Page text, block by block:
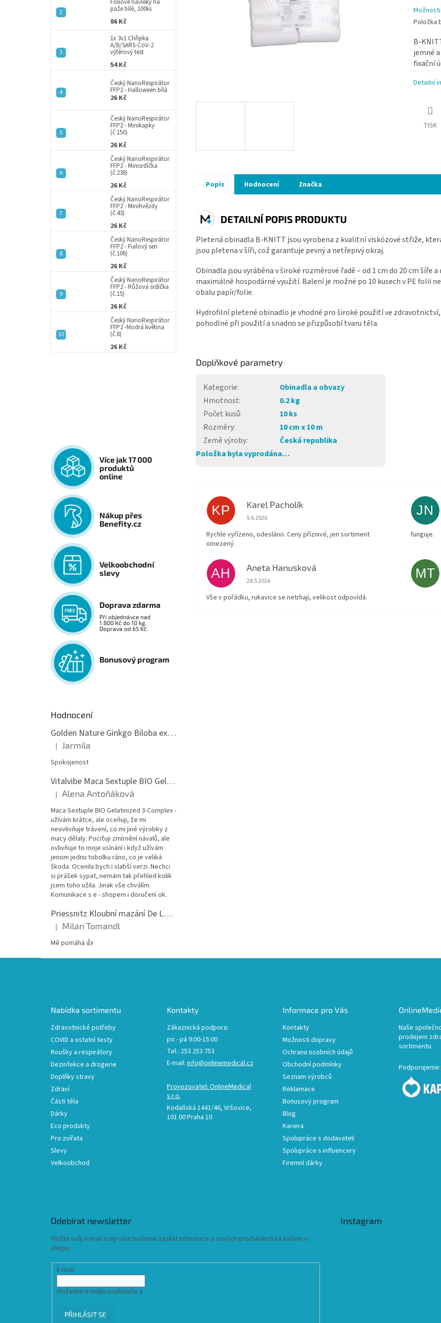
paže bílé, 100ks
86 Kč
1x 3v1 Chřipka
A/B/SARS-CoV-2
výtěrový test
54 Kč
Český NanoRespirátor
FFP2 - Halloween bílá
26 Kč
Český NanoRespirátor
FFP2 - Minikapky
(č.150)
26 Kč
Český NanoRespirátor
FFP2 - Minisrdíčka
(č.238)
26 Kč
Český NanoRespirátor
FFP2 - Minihvězdy
(č.43)
26 Kč
Český NanoRespirátor
FFP2 - Fialový sen
(č.106)
26 Kč
Český NanoRespirátor
FFP2 - Růžová srdíčka
(č.15)
26 Kč
Český NanoRespirátor
FFP2 -Modrá květina
(č.8)
26 Kč
Více jak 17 000
produktů
online
Nákup přes
Benefity.cz
Velkoobchodní
slevy
Doprava zdarma
Při objednávce nad
1 800 Kč do 10 kg.
Doprava od 65 Kč.
Bonusový program
Hodnocení
Golden Nature Ginkgo Biloba extrakt 50:1 60mg, 100 kapslí
Hodnocení produktu je 5 z 5 hvězdiček.
| Jarmila
Spokojenost
Vitalvibe Maca Sextuple BIO Gelatinized 3-Complex, 60 kapslí
Hodnocení produktu je 5 z 5 hvězdiček.
| Alena Antoňáková
Maca Sextuple BIO Gelatinized 3-Complex -
užívám krátce, ale oceňuji, že mi
neovlivňuje trávení, co mi jiné výrobky z
macy dělaly. Pociťuji zmírnění návalů, ale
ovlivňuje to moje usínání i když užívám
jenom jednu tobolku ráno, co je veliká
škoda. Ocenila bych i slabší verzi. Nechci
si prášek sypat, nemám tak přehled kolik
jsem toho užila. Jinak vše chválím.
Komunikace s e - shopem i doručení ok.
Priessnitz Kloubní mazání De Luxe, 200ml
Hodnocení produktu je 5 z 5 hvězdiček.
| Milan Tomandl
Mě pomáhá 👍
Položka
B-
jemné
fixační
Detailní
TISK
Popis Hodnocení Značka
DETAILNÍ POPIS PRODUKTU
Pletená obinadla B-KNITT jsou vyrobena z kvalitní viskózové střiže,
jsou pletena v šíři, což garantuje pevný a netřepivý okraj.
Obinadla jsou vyráběna v široké rozměrové řadě – od 1 cm do 20 cm šíře
maximálně hospodárné využití. Balení je možné po 10 kusech v PE folii
obalu papír/folie.
Hydrofilní pletené obinadlo je vhodné pro široké použití ve
pohodlné při použití a snadno se přizpůsobí tvaru těla.
Doplňkové parametry
Kategorie:
Obinadla a obvazy
Hmotnost:
0.2 kg
Počet kusů:
10 ks
Rozměry:
10 cm x 10 m
Země výroby:
Česká republika
Položka byla vyprodána…
KP Karel Pacholík
Hodnocení obchodu je 4 z 5 hvězdiček.
5.6.2026
Rychle vyřízeno, odesláno. Ceny příznivé, jen sortiment
omezený.
JN
funguje.
AH Aneta Hanusková
Hodnocení obchodu je 5 z 5 hvězdiček.
28.5.2026
Vše v pořádku, rukavice se netrhají, velikost odpovídá.
MT
Nabídka sortimentu
Zdravotnické potřeby
COVID a ostatní testy
Roušky a respirátory
Dezinfekce a drogerie
Doplňky stravy
Zdraví
Části těla
Dárky
Eco produkty
Pro zvířata
Slevy
Velkoobchod
Kontakty
Zákaznická podpora:
po - pá 9:00-15:00
Tel.: 253 253 753
E-mail: info@onlinemedical.cz
Provozovatel: OnlineMedical
s.r.o.
Kodaňská 1441/46, Vršovice,
101 00 Praha 10
Informace pro Vás
Kontakty
Možnosti dopravy
Ochrana osobních údajů
Obchodní podmínky
Seznam výrobců
Reklamace
Bonusový program
Blog
Kariera
Spolupráce s dodavateli
Spolupráce s influencery
Firemní dárky
Naše
prodejem
sortimentu.
Podporujeme:
Odebírat newsletter
Vložte svůj e-mail a my vám budeme zasílat informace o nových produktech na našem e-
shopu.
E-mail
Vložením e-mailu souhlasíte s
PŘIHLÁSIT SE
Instagram